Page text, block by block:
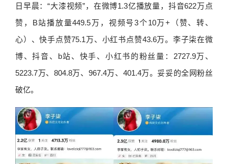
日早晨：“大漆视频”，在微博1.3亿播放量，抖音622万点
赞，B站播放量449.5万，视频号3个10万+（赞、转、
心）、快手点赞75.1万、小红书点赞43.6万。李子柒在微
博、抖音、b站、快手、小红书的粉丝量：2727.9万、
5223.7万、804.8万、967.4万、401.4万。妥妥的全网粉丝
破亿。